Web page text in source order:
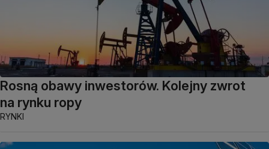
Rosną obawy inwestorów. Kolejny zwrot
na rynku ropy
RYNKI